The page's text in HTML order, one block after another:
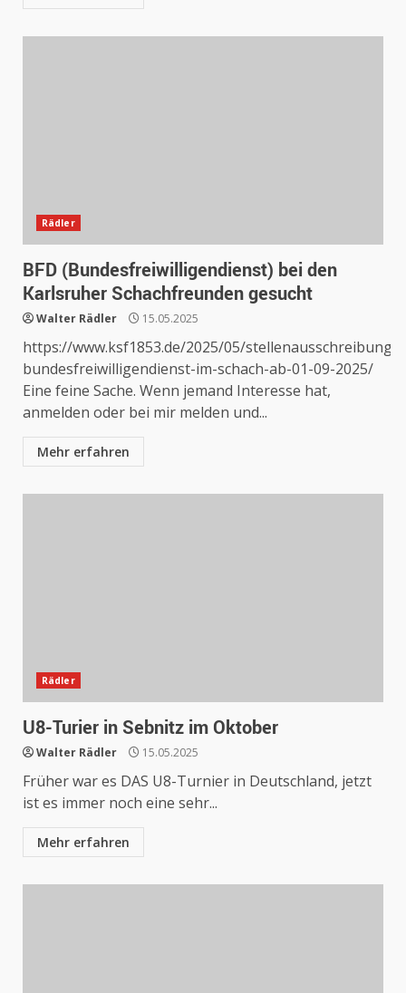
Rädler
BFD (Bundesfreiwilligendienst) bei den
Karlsruher Schachfreunden gesucht
Walter Rädler 15.05.2025
https://www.ksf1853.de/2025/05/stellenausschreibung-
bundesfreiwilligendienst-im-schach-ab-01-09-2025/
Eine feine Sache. Wenn jemand Interesse hat,
anmelden oder bei mir melden und...
Mehr erfahren
Rädler
U8-Turier in Sebnitz im Oktober
Walter Rädler 15.05.2025
Früher war es DAS U8-Turnier in Deutschland, jetzt
ist es immer noch eine sehr...
Mehr erfahren